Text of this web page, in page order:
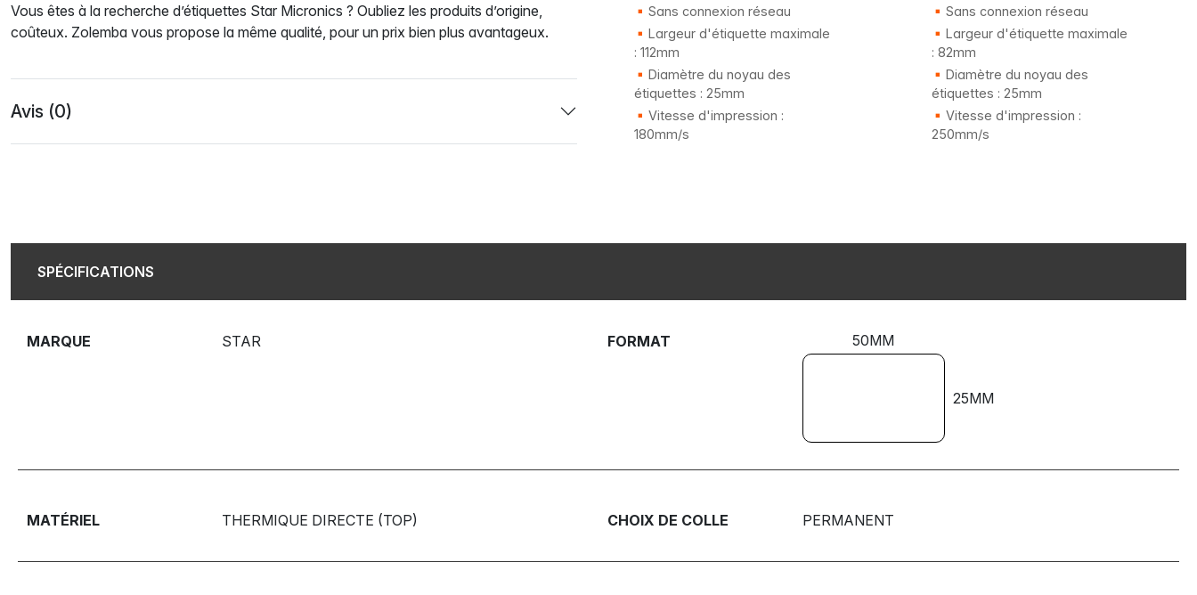
Sans connexion réseau
Largeur d'étiquette maximale
: 112mm
Diamètre du noyau des
étiquettes : 25mm
Vitesse d'impression :
180mm/s
Sans connexion réseau
Largeur d'étiquette maximale
: 82mm
Diamètre du noyau des
étiquettes : 25mm
Vitesse d'impression :
250mm/s
Vous êtes à la recherche d’étiquettes Star Micronics ? Oubliez les produits d’origine,
coûteux. Zolemba vous propose la même qualité, pour un prix bien plus avantageux.
Avis (0)
SPÉCIFICATIONS
MARQUE STAR FORMAT 50MM
25MM
MATÉRIEL THERMIQUE DIRECTE (TOP) CHOIX DE COLLE PERMANENT